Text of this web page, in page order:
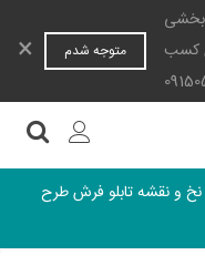
بخشی
کسب
متوجه شدم ×
نخ و نقشه تابلو فرش طرح